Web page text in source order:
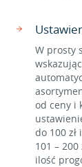
W prosty
od ceny i
do 100
101 –
ilość